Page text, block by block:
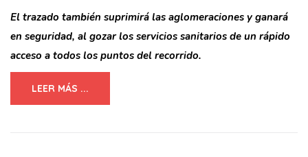
El trazado también suprimirá las aglomeraciones y ganará
en seguridad, al gozar los servicios sanitarios de un rápido
acceso a todos los puntos del recorrido.
LEER MÁS ...